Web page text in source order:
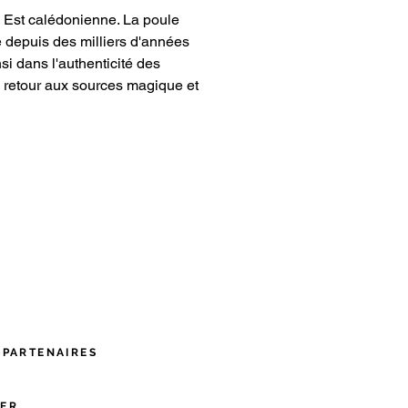
calédonienne. La poule
depuis des milliers d'années
dans l'authenticité des
aux sources magique et